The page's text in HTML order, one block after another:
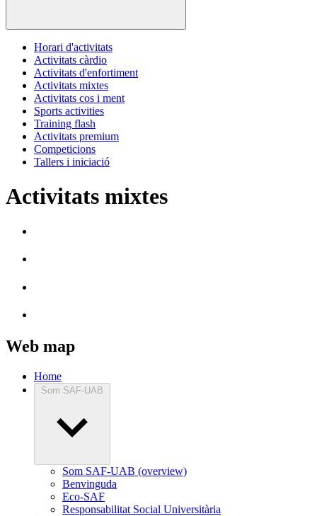
Horari d'activitats
Activitats càrdio
Activitats d'enfortiment
Activitats mixtes
Activitats cos i ment
Sports activities
Training flash
Activitats premium
Competicions
Tallers i iniciació
Activitats mixtes
Web map
Home
Som SAF-UAB
Som SAF-UAB (overview)
Benvinguda
Eco-SAF
Responsabilitat Social Universitària